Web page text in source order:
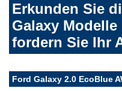
Erkunden Sie
Galaxy
fordern Sie Ihr
Ford Galaxy 2.0 EcoBlue